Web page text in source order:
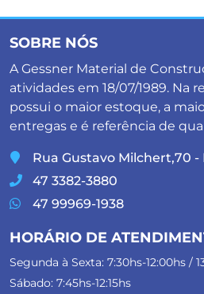
SOBRE NÓS
A Gessner Material de
atividades em 18/07/1989. Na
possui o maior estoque, a
entregas e é referência de
Rua Gustavo Milchert,70
47 3382-3880
47 99969-1938
HORÁRIO DE
Segunda à Sexta: 7:30hs-12:00hs /
Sábado: 7:45hs-12:15hs